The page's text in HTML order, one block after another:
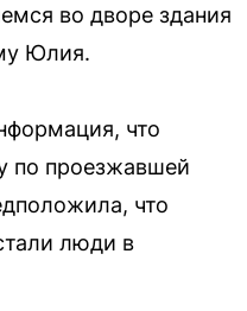
во дворе здания
Юлия.
что
по проезжавшей
что
люди в